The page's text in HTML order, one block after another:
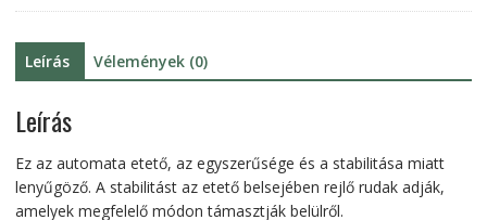
Leírás Vélemények (0)
Leírás
Ez az automata etető, az egyszerűsége és a stabilitása miatt
lenyűgöző. A stabilitást az etető belsejében rejlő rudak adják,
amelyek megfelelő módon támasztják belülről.